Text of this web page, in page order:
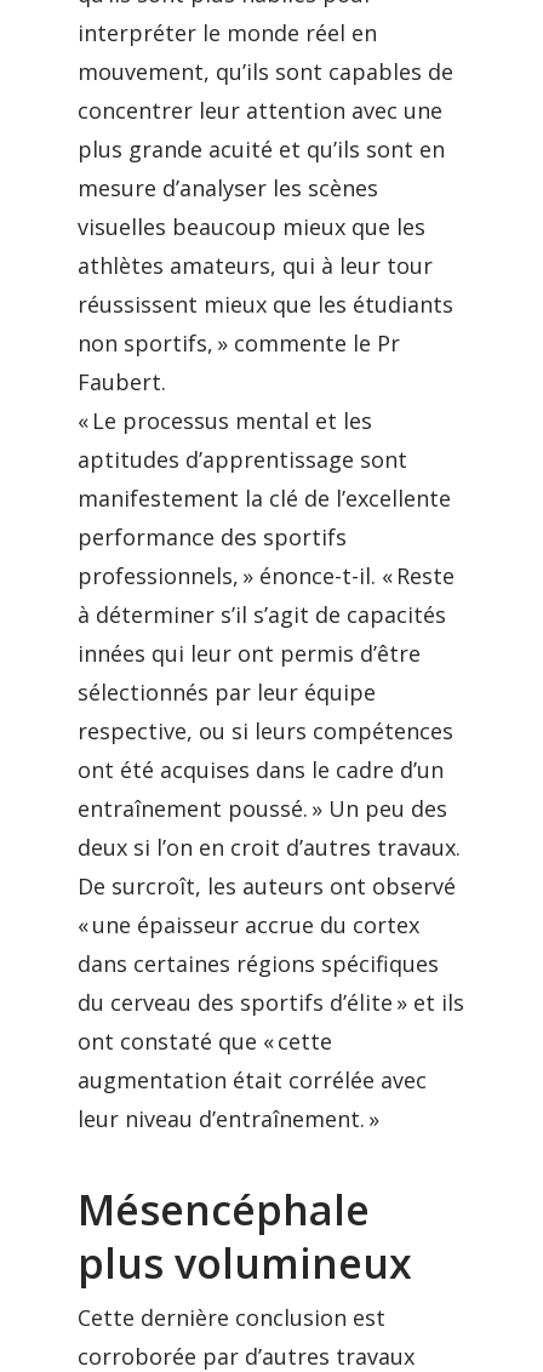
interpréter le monde réel en
mouvement, qu’ils sont capables de
concentrer leur attention avec une
plus grande acuité et qu’ils sont en
mesure d’analyser les scènes
visuelles beaucoup mieux que les
athlètes amateurs, qui à leur tour
réussissent mieux que les étudiants
non sportifs, » commente le Pr
Faubert.
« Le processus mental et les
aptitudes d’apprentissage sont
manifestement la clé de l’excellente
performance des sportifs
professionnels, » énonce-t-il. « Reste
à déterminer s’il s’agit de capacités
innées qui leur ont permis d’être
sélectionnés par leur équipe
respective, ou si leurs compétences
ont été acquises dans le cadre d’un
entraînement poussé. » Un peu des
deux si l’on en croit d’autres travaux.
De surcroît, les auteurs ont observé
« une épaisseur accrue du cortex
dans certaines régions spécifiques
du cerveau des sportifs d’élite » et ils
ont constaté que « cette
augmentation était corrélée avec
leur niveau d’entraînement. »
Mésencéphale
plus volumineux
Cette dernière conclusion est
corroborée par d’autres travaux